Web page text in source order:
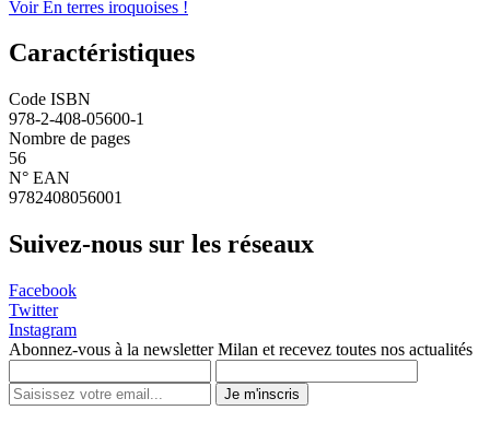
Voir En terres iroquoises !
Caractéristiques
Code ISBN
978-2-408-05600-1
Nombre de pages
56
N° EAN
9782408056001
Suivez-nous sur les réseaux
Facebook
Twitter
Instagram
Abonnez-vous à la newsletter Milan et recevez toutes nos actualités
Je m'inscris